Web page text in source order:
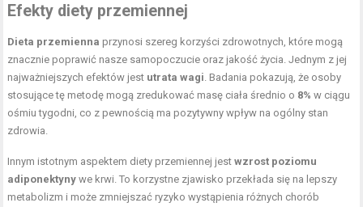
Efekty diety przemiennej
Dieta przemienna przynosi szereg korzyści zdrowotnych, które mogą
znacznie poprawić nasze samopoczucie oraz jakość życia. Jednym z jej
najważniejszych efektów jest utrata wagi . Badania pokazują, że osoby
stosujące tę metodę mogą zredukować masę ciała średnio o 8% w ciągu
ośmiu tygodni, co z pewnością ma pozytywny wpływ na ogólny stan
zdrowia.
Innym istotnym aspektem diety przemiennej jestwzrost poziomu
adiponektyny we krwi. To korzystne zjawisko przekłada się na lepszy
metabolizm i może zmniejszać ryzyko wystąpienia różnych chorób